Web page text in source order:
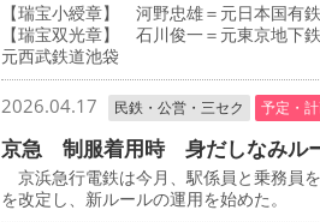
【瑞宝小綬章】 河野忠雄＝元日本国有
【瑞宝双光章】 石川俊一＝元東京地下
元西武鉄道池袋
2026.04.17 民鉄・公営・三セク 予定・
京急 制服着用時 身だしなみル
京浜急行電鉄は今月、駅係員と乗務員
を改定し、新ルールの運用を始めた。